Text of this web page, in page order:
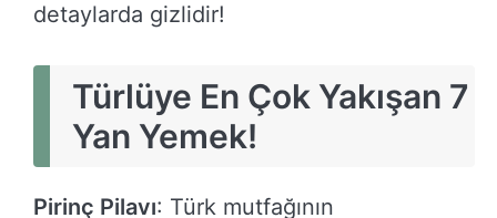
detaylarda gizlidir!
Türlüye En Çok Yakışan 7
Yan Yemek!
Pirinç Pilavı: Türk mutfağının